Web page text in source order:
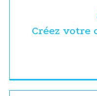
Créez votre